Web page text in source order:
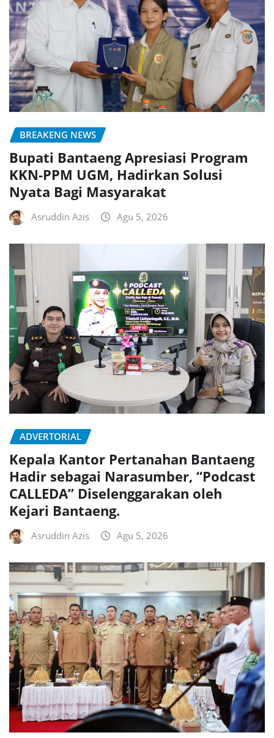
BREAKENG NEWS
Bupati Bantaeng Apresiasi Program
KKN-PPM UGM, Hadirkan Solusi
Nyata Bagi Masyarakat
Asruddin Azis Agu 5, 2026
ADVERTORIAL
Kepala Kantor Pertanahan Bantaeng
Hadir sebagai Narasumber, “Podcast
CALLEDA” Diselenggarakan oleh
Kejari Bantaeng.
Asruddin Azis Agu 5, 2026